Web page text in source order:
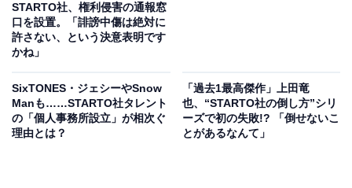
STARTO社、権利侵害の通報窓
口を設置。「誹謗中傷は絶対に
許さない、という決意表明です
かね」
SixTONES・ジェシーやSnow
Manも……STARTO社タレント
の「個人事務所設立」が相次ぐ
理由とは？
「過去1最高傑作」上田竜
也、“STARTO社の倒し方”シリ
ーズで初の失敗!? 「倒せないこ
とがあるなんて」